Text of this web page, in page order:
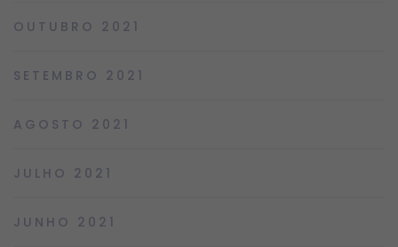
OUTUBRO 2021
SETEMBRO 2021
AGOSTO 2021
JULHO 2021
JUNHO 2021